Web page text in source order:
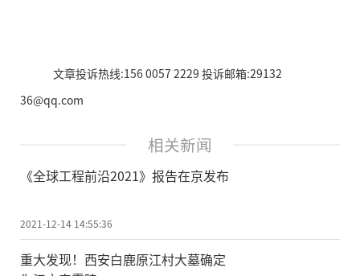
文章投诉热线:156 0057 2229 投诉邮箱:29132
36@qq.com
相关新闻
《全球工程前沿2021》报告在京发布
2021-12-14 14:55:36
重大发现！西安白鹿原江村大墓确定